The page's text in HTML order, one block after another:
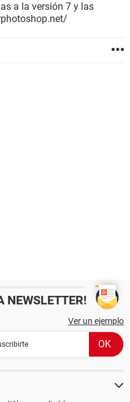
a la versión 7 y las
NEWSLETTER!
Ver un ejemplo